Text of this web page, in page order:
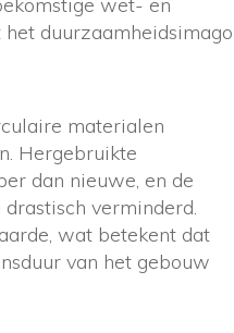
duurzaamheidsimago
materialen
Hergebruikte
dan nieuwe, en de
verminderd.
wat betekent dat
van het gebouw